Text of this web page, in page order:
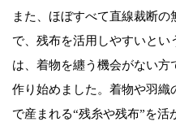
また、ほぼすべて直線裁断
で、残布を活用しやすいと
は、着物を纏う機会がない
作り始めました。着物や羽織
で産まれる“残糸や残布”を